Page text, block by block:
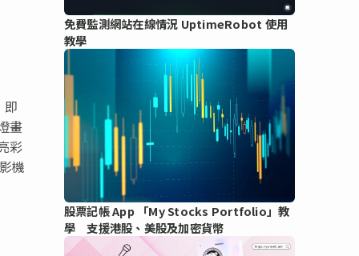
即
畫
彩
機
免費監測網站在線情況 UptimeRobot 使用
教學
股票記帳 App 「My Stocks Portfolio」教
學 支援港股、美股及加密貨幣